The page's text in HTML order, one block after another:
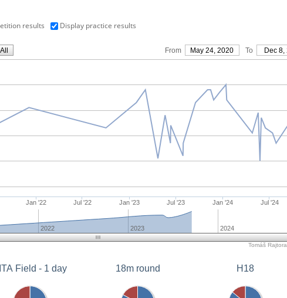
results
Display practice results
From May 24, 2020 To Dec 8,
Jan '22 Jul '22 Jan '23 Jul '23 Jan '24 Jul '24
2022 2023 2024
All
Tomáš
Field - 1 day 18m round H18